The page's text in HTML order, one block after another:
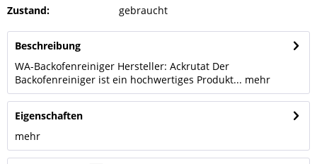
Zustand:
gebraucht
Beschreibung
WA-Backofenreiniger Hersteller: Ackrutat Der
Backofenreiniger ist ein hochwertiges Produkt... mehr
Eigenschaften
mehr